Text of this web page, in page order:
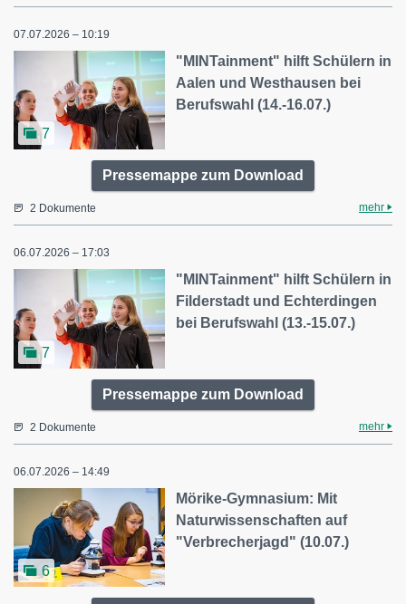
07.07.2026 – 10:19
7
"MINTainment" hilft Schülern in
Aalen und Westhausen bei
Berufswahl (14.-16.07.)
Pressemappe zum Download
2 Dokumente mehr
06.07.2026 – 17:03
7
"MINTainment" hilft Schülern in
Filderstadt und Echterdingen
bei Berufswahl (13.-15.07.)
Pressemappe zum Download
2 Dokumente mehr
06.07.2026 – 14:49
6
Mörike-Gymnasium: Mit
Naturwissenschaften auf
"Verbrecherjagd" (10.07.)